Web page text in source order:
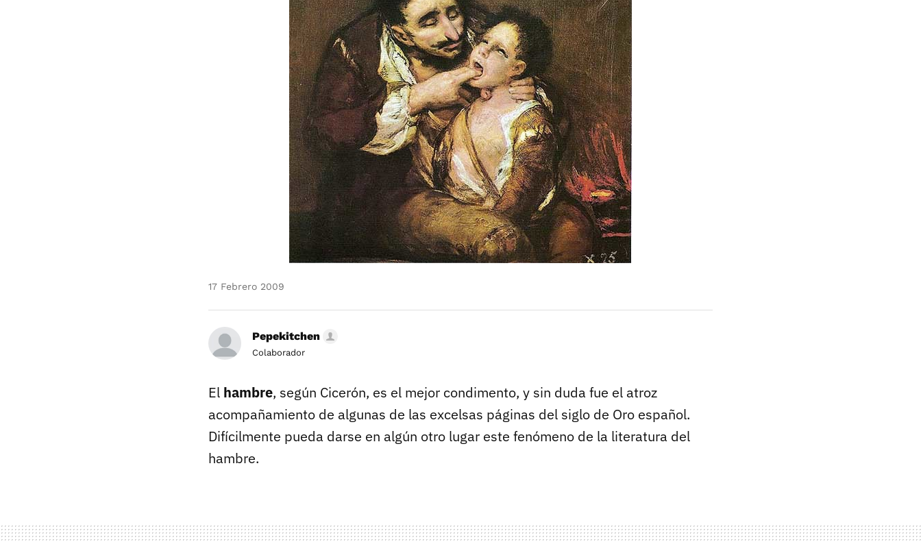
17 Febrero 2009
Pepekitchen
Colaborador
El hambre, según Cicerón, es el mejor condimento, y sin duda fue el atroz
acompañamiento de algunas de las excelsas páginas del siglo de Oro español.
Difícilmente pueda darse en algún otro lugar este fenómeno de la literatura del
hambre.